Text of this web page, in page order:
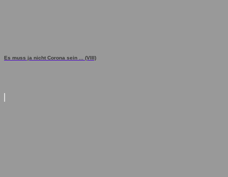
Es muss ja nicht Corona sein ... (VIII)